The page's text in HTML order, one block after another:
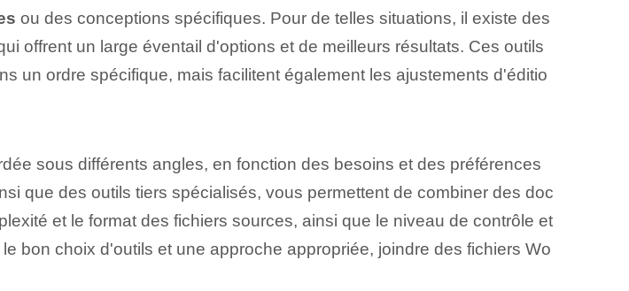
ou des conceptions spécifiques. Pour de telles situations, il existe des
offrent⁣ un large éventail d'options et⁢ de meilleurs résultats. Ces outils
un ordre spécifique, mais facilitent également les ajustements d'éditio
sous différents angles, en fonction des besoins et des préférences
que des outils tiers spécialisés, vous permettent de combiner des ⁢doc
et le format des fichiers sources, ainsi que le niveau de contrôle et
bon choix d'outils et une approche appropriée, joindre des fichiers Wo